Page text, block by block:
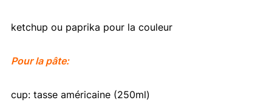
ketchup ou paprika pour la couleur
Pour la pâte:
cup: tasse américaine (250ml)